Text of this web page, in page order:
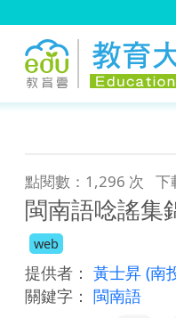
點閱數：1,296 次 下
閩南語唸謠集
web
提供者： 黃士昇 (南
關鍵字： 閩南語